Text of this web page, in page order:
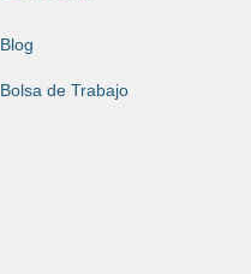
Blog
Bolsa de Trabajo